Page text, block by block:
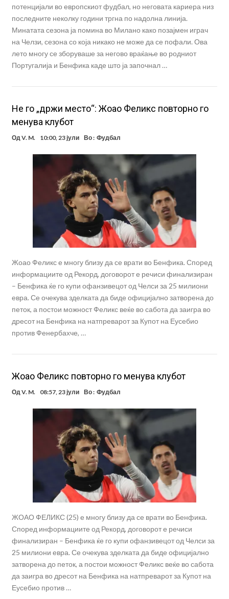
потенцијали во европскиот фудбал, но неговата кариера низ
последните неколку години тргна по надолна линија.
Минатата сезона ја помина во Милано како позајмен играч
на Челзи, сезона со која никако не може да се пофали. Ова
лето многу се зборуваше за негово враќање во родниот
Португалија и Бенфика каде што ја започнал …
Не го „држи место“: Жоао Феликс повторно го
менува клубот
ОдV. M. 10:00, 23 јули Во : Фудбал
Жоао Феликс е многу близу да се врати во Бенфика. Според
информациите од Рекорд, договорот е речиси финализиран
– Бенфика ќе го купи офанзивецот од Челси за 25 милиони
евра. Се очекува зделката да биде официјално затворена до
петок, а постои можност Феликс веќе во сабота да заигра во
дресот на Бенфика на натпреварот за Купот на Еусебио
против Фенербахче, …
Жоао Феликс повторно го менува клубот
ОдV. M. 08:57, 23 јули Во : Фудбал
ЖОАО ФЕЛИКС (25) е многу близу да се врати во Бенфика.
Според информациите од Рекорд, договорот е речиси
финализиран – Бенфика ќе го купи офанзивецот од Челси за
25 милиони евра. Се очекува зделката да биде официјално
затворена до петок, а постои можност Феликс веќе во сабота
да заигра во дресот на Бенфика на натпреварот за Купот на
Еусебио против …